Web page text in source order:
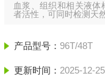
血浆、组织和相关液体
者活性，可同时检测天
产品型号： 96T/48T
更新时间： 2025-12-25